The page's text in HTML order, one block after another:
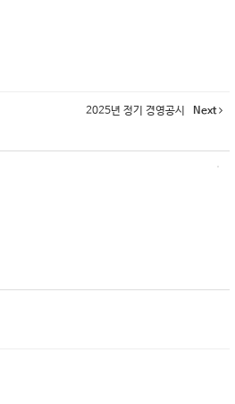
2025년 정기 경영공시 Next